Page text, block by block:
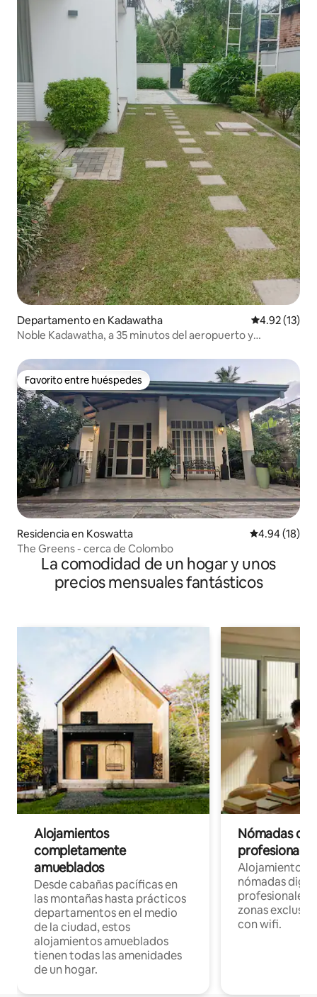
Departamento en Kadawatha Calificación
4.92 (13)
Noble Kadawatha, a 35 minutos del aeropuerto y
Favorito entre huéspedes
Favorito entre huéspedes
Residencia en Koswatta Calificación
4.94 (18)
The Greens - cerca de Colombo
La comodidad de un hogar y unos
precios mensuales fantásticos
Alojamientos
completamente
amueblados
Desde cabañas pacíficas en
las montañas hasta prácticos
departamentos en el medio
de la ciudad, estos
alojamientos amueblados
tienen todas las amenidades
de un hogar.
Nómadas
Alojamientos
nómadas
profesionales
zonas
con wifi.